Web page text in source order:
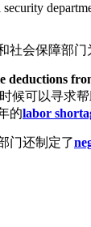
社会保障部
deductions
候可以寻求
的labor
门还制定了